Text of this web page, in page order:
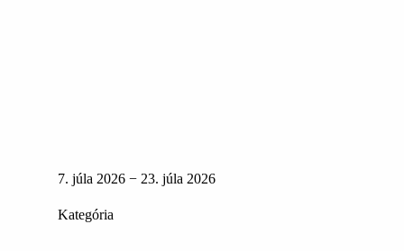
7. júla 2026 − 23. júla 2026
Kategória